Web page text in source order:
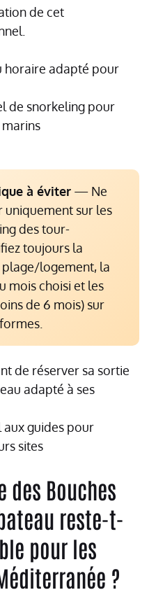
de cet
horaire adapté pour
de snorkeling pour
à éviter — Ne
uniquement sur les
des tour-
toujours la
logement, la
mois choisi et les
de 6 mois) sur
de réserver sa sortie
adapté à ses
guides pour
sites
des Bouches
reste-t-
pour les
?